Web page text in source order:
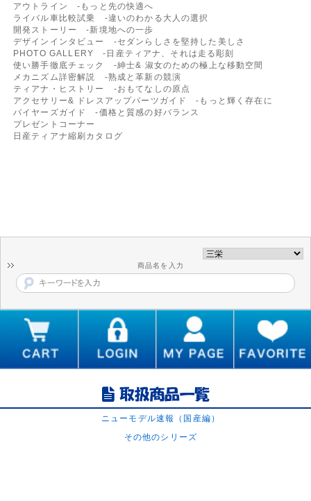
アウトライン -もっと先の快適へ
ライバル車比較試乗 -違いのわかる大人の選択
開発ストーリー -新境地への一歩
デザインインタビュー -セダンらしさを堅持した美しさ
PHOTO GALLERY -日産ティアナ、それは走る彫刻
使い勝手徹底チェック -紳士& 淑女のための極上な移動空間
メカニズム詳密解説 -熟成と革新の競演
ティアナ・ヒストリー -おもてなしの原点
アクセサリー& ドレスアップパーツガイド -もっと輝く存在に
バイヤーズガイド -価格と質感の好バランス
プレゼントコーナー
日産ティアナ縮刷カタログ
商品名を入力
ニューモデル速報（国産編）
その他のシリーズ